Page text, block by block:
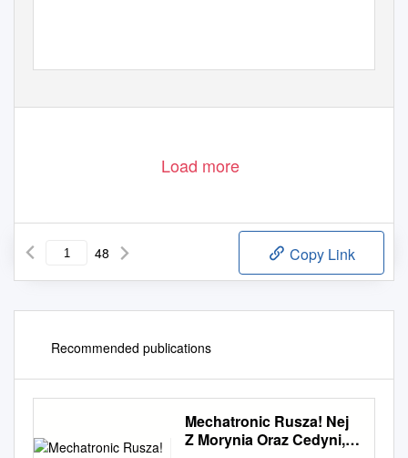
Load more
48 Copy Link
Recommended publications
Mechatronic Rusza! Nej
Z Morynia Oraz Cedyni,